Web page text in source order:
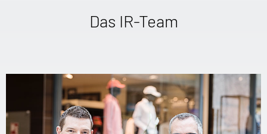
Das IR-Team